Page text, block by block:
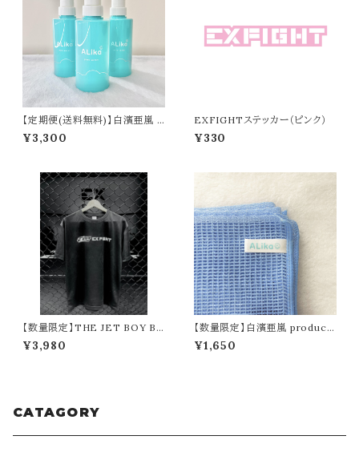
【定期便(送料無料)】白濱亜嵐 p
roduce BODY SOAP 『ALik
a』
¥3,300
EXFIGHTステッカー（ピンク）
¥330
【数量限定】THE JET BOY BA
NGERZ 『YUHI ＆ AOI』 × EX
FIGHT Tシャツ
¥3,980
【数量限定】白濱亜嵐 produce
『ALika』ボディタオル
¥1,650
CATAGORY